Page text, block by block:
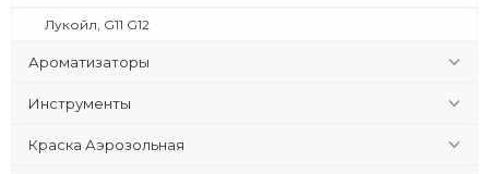
Лукойл, G11 G12
Ароматизаторы
Инструменты
Краска Аэрозольная